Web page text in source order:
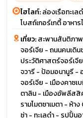
ไฮไลท์:ล่องเรือทะเล
โบสถ์เกอร์เกตี้ อาหาร
เที่ยว:สะพานสันติภา
จอร์เจีย - ถนนคนเดิ
ประวัติศาสตร์จอร์เจี
จวารี - ป้อมอนานูรี -
จอร์เจีย - เมืองคาซ
ตาลิน - เมืองอัพลีสสิ
รามโมตซาเมตา - ห้า
ซ่า - ทะเลดำ - รูปปั้น